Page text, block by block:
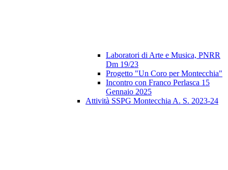
Laboratori di Arte e Musica, PNRR
Dm 19/23
Progetto "Un Coro per Montecchia"
Incontro con Franco Perlasca 15
Gennaio 2025
Attività SSPG Montecchia A. S. 2023-24